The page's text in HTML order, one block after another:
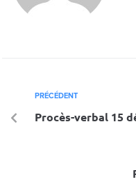
PRÉCÉDENT
Procès-verbal 15